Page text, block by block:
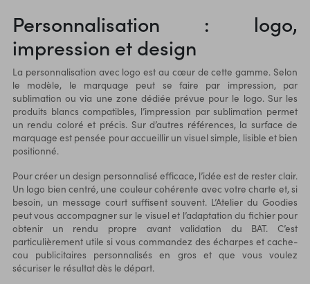
Personnalisation : logo,
impression et design
La personnalisation avec logo est au cœur de cette gamme. Selon
le modèle, le marquage peut se faire par impression, par
sublimation ou via une zone dédiée prévue pour le logo. Sur les
produits blancs compatibles, l’impression par sublimation permet
un rendu coloré et précis. Sur d’autres références, la surface de
marquage est pensée pour accueillir un visuel simple, lisible et bien
positionné.
Pour créer un design personnalisé efficace, l’idée est de rester clair.
Un logo bien centré, une couleur cohérente avec votre charte et, si
besoin, un message court suffisent souvent. L’Atelier du Goodies
peut vous accompagner sur le visuel et l’adaptation du fichier pour
obtenir un rendu propre avant validation du BAT. C’est
particulièrement utile si vous commandez des écharpes et cache-
cou publicitaires personnalisés en gros et que vous voulez
sécuriser le résultat dès le départ.